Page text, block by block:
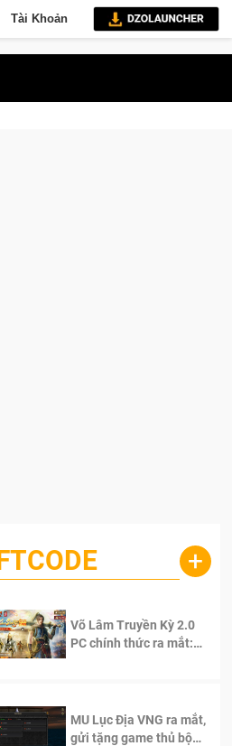
Tài Khoản
dịch lịch sử khốc liệt
+
Võ Lâm Truyền Kỳ 2.0
PC chính thức ra mắt:
MU Lục Địa VNG ra mắt,
gửi tặng game thủ bộ